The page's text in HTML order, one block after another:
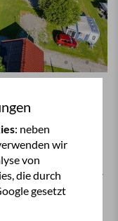
noch einmal
mit einem
hat uns wieder
: neben
wir
von
die durch
gesetzt